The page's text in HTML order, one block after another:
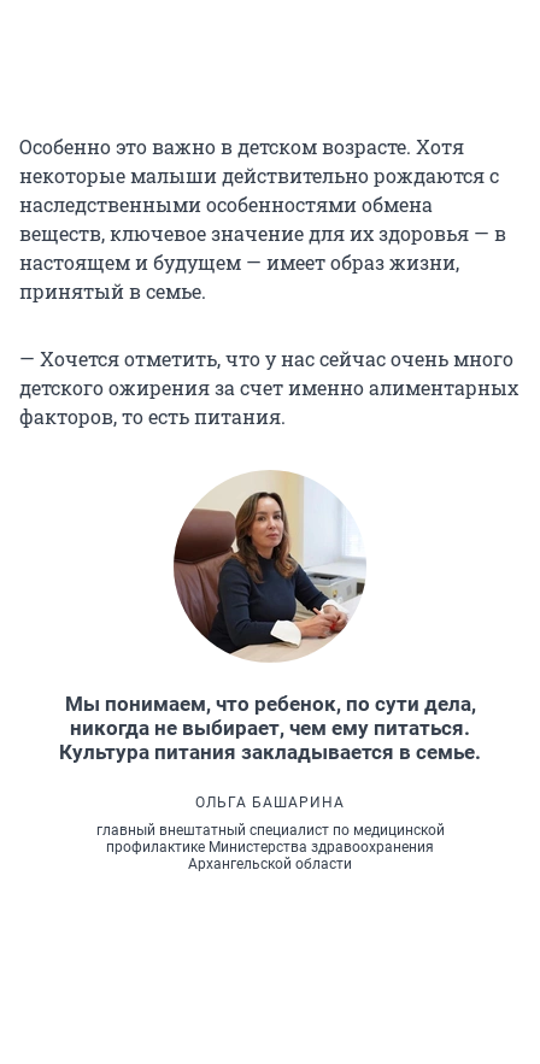
Особенно это важно в детском возрасте. Хотя
некоторые малыши действительно рождаются с
наследственными особенностями обмена
веществ, ключевое значение для их здоровья — в
настоящем и будущем — имеет образ жизни,
принятый в семье.
— Хочется отметить, что у нас сейчас очень много
детского ожирения за счет именно алиментарных
факторов, то есть питания.
Мы понимаем, что ребенок, по сути дела,
никогда не выбирает, чем ему питаться.
Культура питания закладывается в семье.
ОЛЬГА БАШАРИНА
главный внештатный специалист по медицинской
профилактике Министерства здравоохранения
Архангельской области